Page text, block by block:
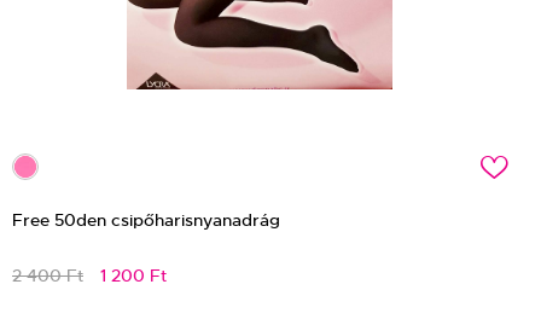
c
Free 50den csipőharisnyanadrág
2 400 Ft 1 200 Ft